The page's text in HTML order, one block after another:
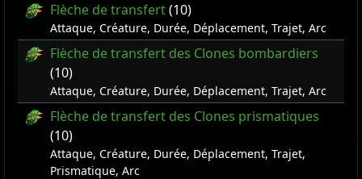
Flèche de transfert(10)
Attaque, Créature, Durée, Déplacement, Trajet, Arc
Flèche de transfert des Clones bombardiers
(10)
Attaque, Créature, Durée, Déplacement, Trajet, Arc
Flèche de transfert des Clones prismatiques
(10)
Attaque, Créature, Durée, Déplacement, Trajet,
Prismatique, Arc